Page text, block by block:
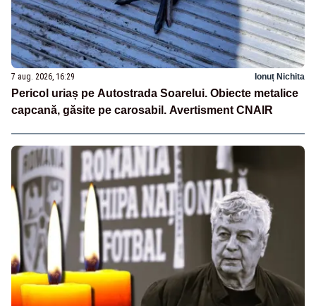
7 aug. 2026, 16:29 Ionuț Nichita
Pericol uriaș pe Autostrada Soarelui. Obiecte metalice
capcană, găsite pe carosabil. Avertisment CNAIR